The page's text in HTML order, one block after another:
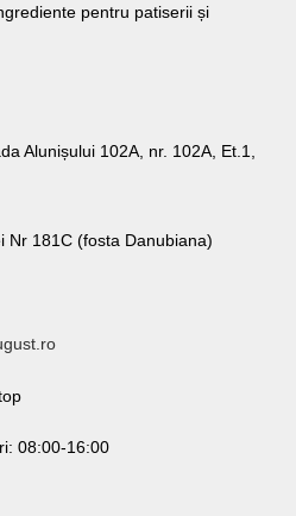
pentru patiserii și
Alunișului 102A, nr. 102A, Et.1,
Nr 181C (fosta Danubiana)
08:00-16:00